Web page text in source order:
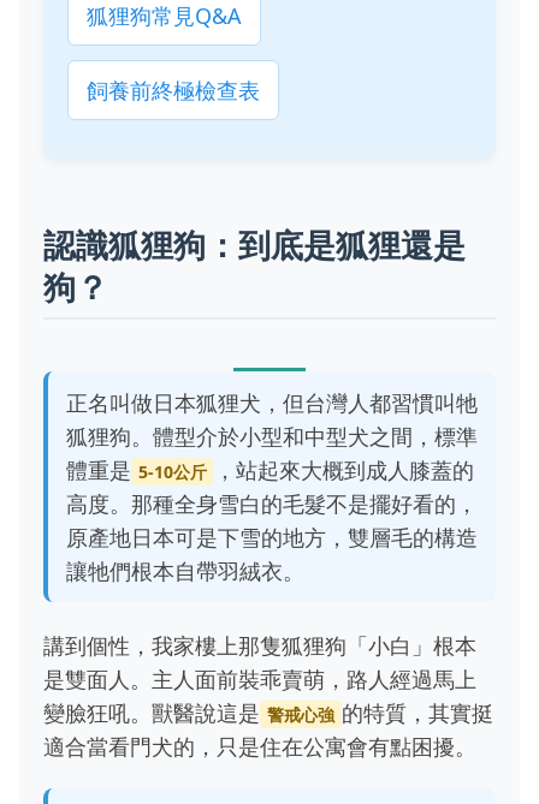
狐狸狗常見Q&A
飼養前終極檢查表
認識狐狸狗：到底是狐狸還是
狗？
正名叫做日本狐狸犬，但台灣人都習慣叫牠
狐狸狗。體型介於小型和中型犬之間，標準
體重是 5-10公斤
，站起來大概到成人膝蓋的
高度。那種全身雪白的毛髮不是擺好看的，
原產地日本可是下雪的地方，雙層毛的構造
讓牠們根本自帶羽絨衣。
講到個性，我家樓上那隻狐狸狗「小白」根本
是雙面人。主人面前裝乖賣萌，路人經過馬上
變臉狂吼。獸醫說這是 警戒心強 的特質，其實挺
適合當看門犬的，只是住在公寓會有點困擾。